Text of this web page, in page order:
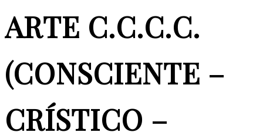
ARTE C.C.C.C.
(CONSCIENTE –
CRÍSTICO –